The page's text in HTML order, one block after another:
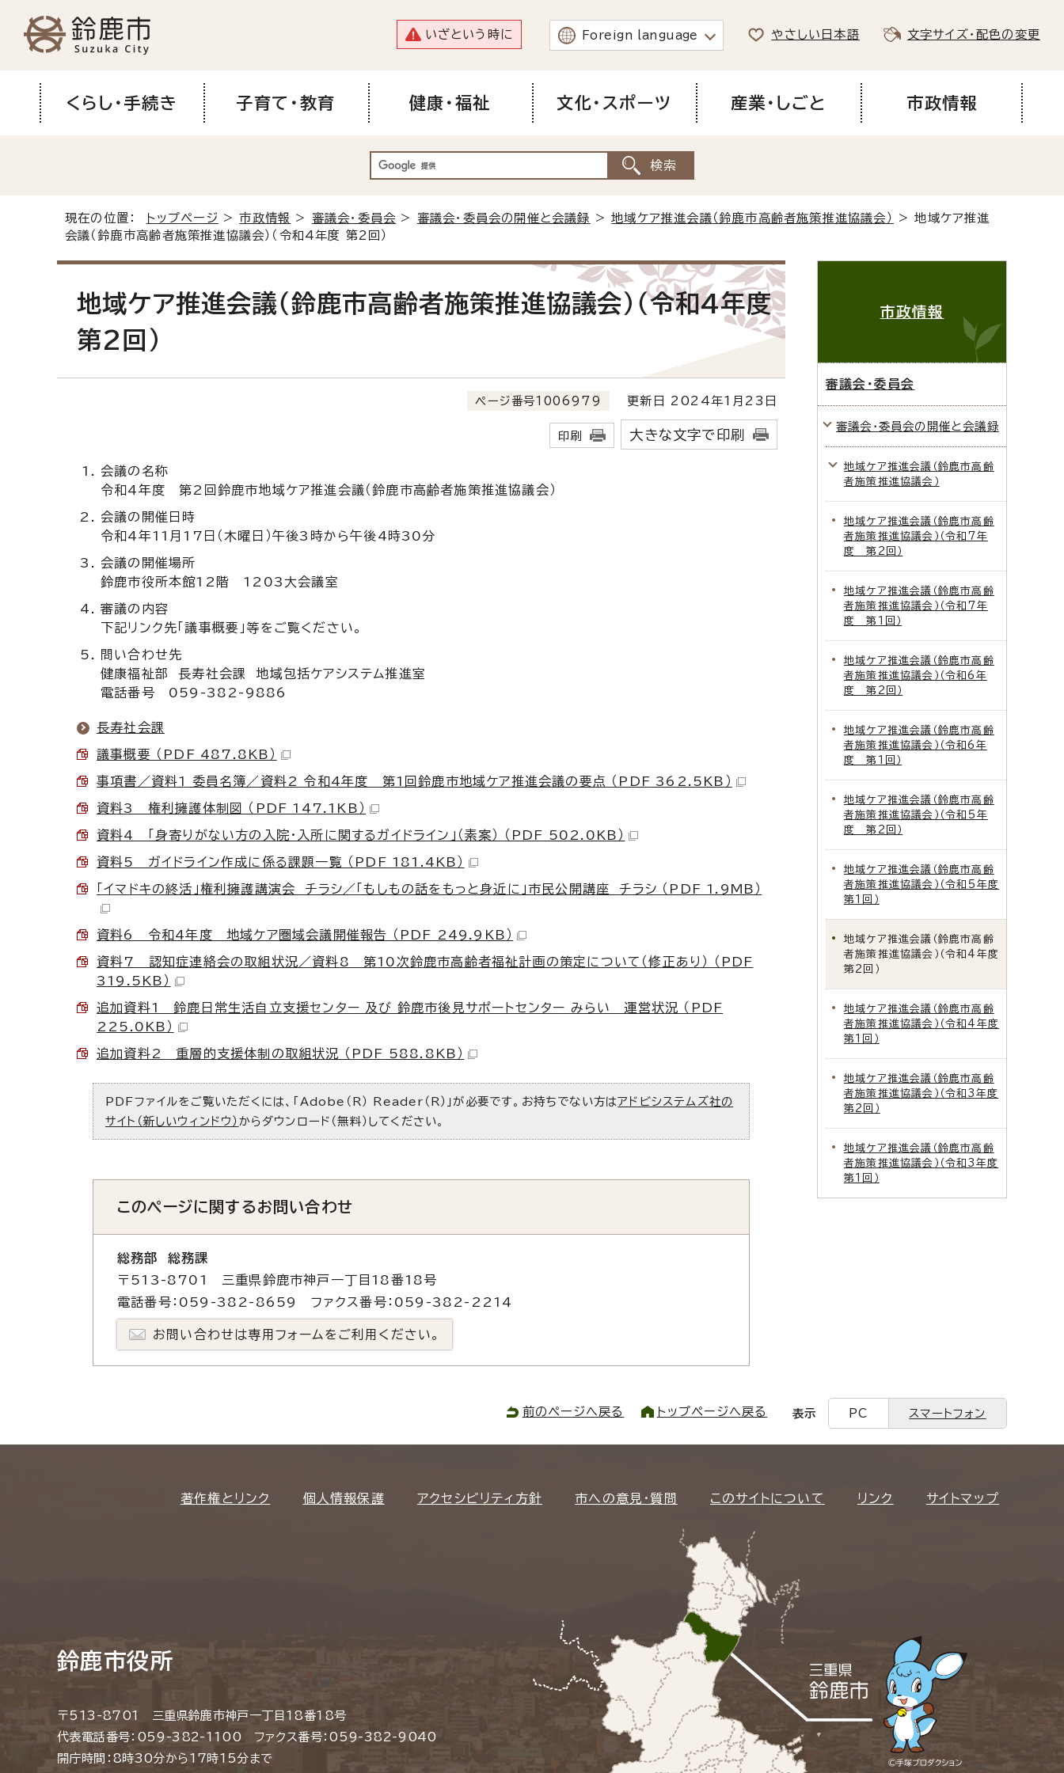
いざという時に Foreign language やさしい日本語 文字サイズ・配色の変更
くらし・手続き 子育て・教育 健康・福祉 文化・スポーツ 産業・しごと 市政情報
現在の位置： トップページ >市政情報 > 審議会・委員会 > 審議会・委員会の開催と会議録 >地域ケア推進会議（鈴鹿市高齢者施策推進協議会）
> 地域ケア推進
会議（鈴鹿市高齢者施策推進協議会）（令和4年度 第2回）
地域ケア推進会議（鈴鹿市高齢者施策推進協議会）（令和4年度
第2回）
ページ番号1006979 更新日 2024年1月23日
印刷 大きな文字で印刷
会議の名称
令和4年度 第2回鈴鹿市地域ケア推進会議（鈴鹿市高齢者施策推進協議会）
会議の開催日時
令和4年11月17日（木曜日）午後3時から午後4時30分
会議の開催場所
鈴鹿市役所本館12階 1203大会議室
審議の内容
下記リンク先「議事概要」等をご覧ください。
問い合わせ先
健康福祉部 長寿社会課 地域包括ケアシステム推進室
電話番号 059-382-9886
長寿社会課
議事概要 （PDF 487.8KB）
事項書／資料1 委員名簿／資料2 令和4年度 第1回鈴鹿市地域ケア推進会議の要点 （PDF 362.5KB）
資料3 権利擁護体制図 （PDF 147.1KB）
資料4 「身寄りがない方の入院・入所に関するガイドライン」（素案） （PDF 502.0KB）
資料5 ガイドライン作成に係る課題一覧 （PDF 181.4KB）
「イマドキの終活」権利擁護講演会 チラシ／「もしもの話をもっと身近に」市民公開講座 チラシ （PDF 1.9MB）
資料6 令和4年度 地域ケア圏域会議開催報告 （PDF 249.9KB）
資料7 認知症連絡会の取組状況／資料8 第10次鈴鹿市高齢者福祉計画の策定について（修正あり） （PDF
319.5KB）
追加資料1 鈴鹿日常生活自立支援センター 及び 鈴鹿市後見サポートセンター みらい 運営状況 （PDF
225.0KB）
追加資料2 重層的支援体制の取組状況 （PDF 588.8KB）
PDFファイルをご覧いただくには、「Adobe（R） Reader（R）」が必要です。お持ちでない方はアドビシステムズ社の
サイト（新しいウィンドウ） からダウンロード（無料）してください。
このページに関するお問い合わせ
総務部 総務課
〒513-8701 三重県鈴鹿市神戸一丁目18番18号
電話番号：059-382-8659 ファクス番号：059-382-2214
お問い合わせは専用フォームをご利用ください。
市政情報
審議会・委員会
審議会・委員会の開催と会議録
地域ケア推進会議（鈴鹿市高齢
者施策推進協議会）
地域ケア推進会議（鈴鹿市高齢
者施策推進協議会）（令和7年
度 第2回）
地域ケア推進会議（鈴鹿市高齢
者施策推進協議会）（令和7年
度 第1回）
地域ケア推進会議（鈴鹿市高齢
者施策推進協議会）（令和6年
度 第2回）
地域ケア推進会議（鈴鹿市高齢
者施策推進協議会）（令和6年
度 第1回）
地域ケア推進会議（鈴鹿市高齢
者施策推進協議会）（令和5年
度 第2回）
地域ケア推進会議（鈴鹿市高齢
者施策推進協議会）（令和5年度
第1回）
地域ケア推進会議（鈴鹿市高齢
者施策推進協議会）（令和4年度
第2回）
地域ケア推進会議（鈴鹿市高齢
者施策推進協議会）（令和4年度
第1回）
地域ケア推進会議（鈴鹿市高齢
者施策推進協議会）（令和3年度
第2回）
地域ケア推進会議（鈴鹿市高齢
者施策推進協議会）（令和3年度
第1回）
前のページへ戻る トップページへ戻る 表示 PC スマートフォン
著作権とリンク 個人情報保護 アクセシビリティ方針 市への意見・質問 このサイトについて リンク サイトマップ
鈴鹿市役所
〒513-8701 三重県鈴鹿市神戸一丁目18番18号
代表電話番号：059-382-1100 ファクス番号：059-382-9040
開庁時間：8時30分から17時15分まで